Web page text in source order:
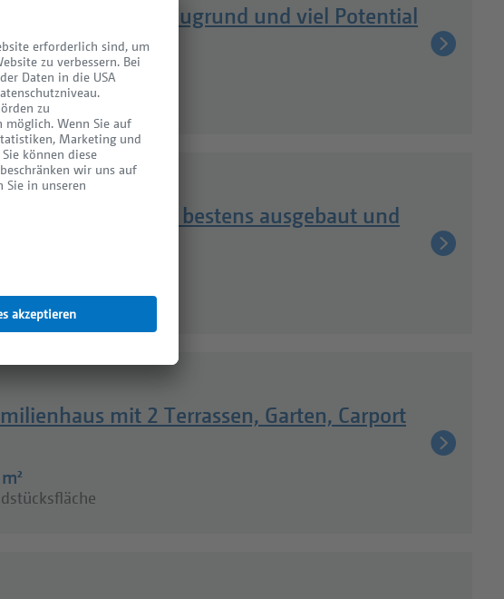
mit Baugrund und viel Potential
m²
(DHH), bestens ausgebaut und
mit 2 Terrassen, Garten, Carport